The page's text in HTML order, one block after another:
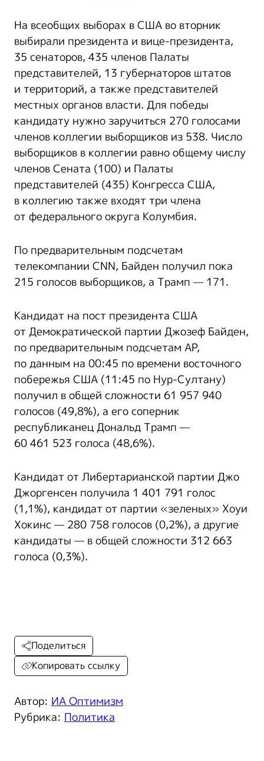
На всеобщих выборах в США во вторник
выбирали президента и вице-президента,
35 сенаторов, 435 членов Палаты
представителей, 13 губернаторов штатов
и территорий, а также представителей
местных органов власти. Для победы
кандидату нужно заручиться 270 голосами
членов коллегии выборщиков из 538. Число
выборщиков в коллегии равно общему числу
членов Сената (100) и Палаты
представителей (435) Конгресса США,
в коллегию также входят три члена
от федерального округа Колумбия.
По предварительным подсчетам
телекомпании СNN, Байден получил пока
215 голосов выборщиков, а Трамп — 171.
Кандидат на пост президента США
от Демократической партии Джозеф Байден,
по предварительным подсчетам AP,
по данным на 00:45 по времени восточного
побережья США (11:45 по Нур-Султану)
получил в общей сложности 61 957 940
голосов (49,8%), а его соперник
республиканец Дональд Трамп —
60 461 523 голоса (48,6%).
Кандидат от Либертарианской партии Джо
Джоргенсен получила 1 401 791 голос
(1,1%), кандидат от партии «зеленых» Хоуи
Хокинс — 280 758 голосов (0,2%), а другие
кандидаты — в общей сложности 312 663
голоса (0,3%).
Автор: ИА Оптимизм
Рубрика: Политика
Поделиться
Копировать ссылку